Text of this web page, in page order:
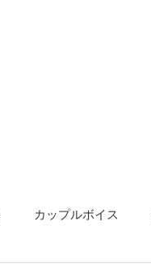
カップルボイス